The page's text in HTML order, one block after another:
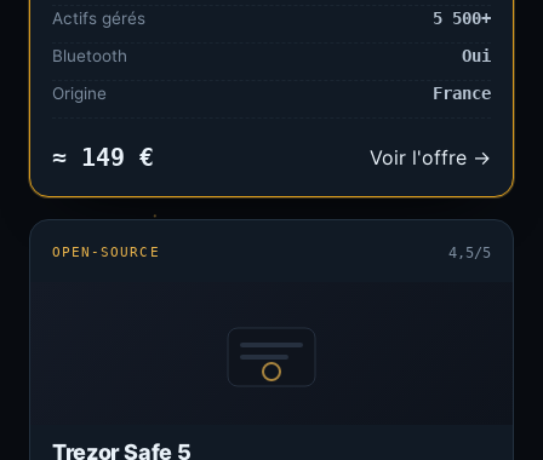
Actifs gérés
5 500+
Bluetooth
Oui
Origine
France
≈ 149 € Voir l'offre →
OPEN-SOURCE 4,5/5
Trezor Safe 5